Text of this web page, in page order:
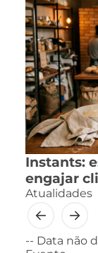
Instants:
engajar
Atualidades
-- Data não